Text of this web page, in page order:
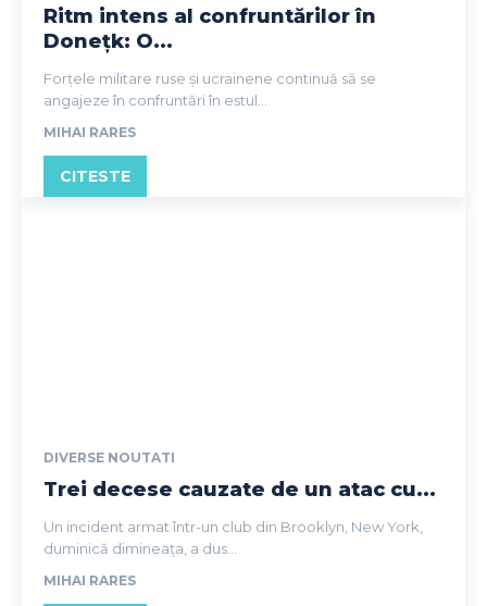
Ritm intens al confruntărilor în
Donețk: O...
Forțele militare ruse și ucrainene continuă să se
angajeze în confruntări în estul...
MIHAI RARES
CITESTE
DIVERSE NOUTATI
Trei decese cauzate de un atac cu...
Un incident armat într-un club din Brooklyn, New York,
duminică dimineața, a dus...
MIHAI RARES